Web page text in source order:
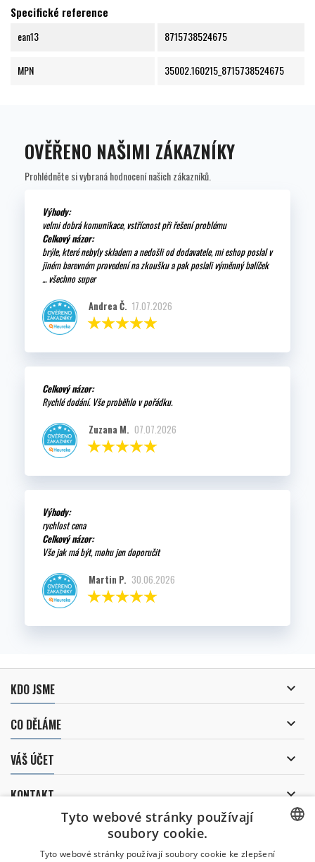
Specifické reference
ean13 8715738524675
MPN 35002.160215_8715738524675
OVĚŘENO NAŠIMI ZÁKAZNÍKY
Prohlédněte si vybraná hodnocení našich zákazníků.
Výhody:
velmi dobrá komunikace, vstřícnost při řešení problému
Celkový názor:
brýle, které nebyly skladem a nedošli od dodavatele, mi eshop poslal v
jiném barevném provedení na zkoušku a pak poslali výměnný balíček
... všechno super
Andrea Č. 17.07.2026
Celkový názor:
Rychlé dodání. Vše proběhlo v pořádku.
Zuzana M. 07.07.2026
Výhody:
rychlost cena
Celkový názor:
Vše jak má být, mohu jen doporučit
Martin P. 30.06.2026
KDO JSME 
CO DĚLÁME 
VÁŠ ÚČET 
KONTAKT 
ODBĚR NOVINEK
CZECH
Tyto webové stránky používají
soubory cookie.
Tyto webové stránky používají soubory cookie ke zlepšení